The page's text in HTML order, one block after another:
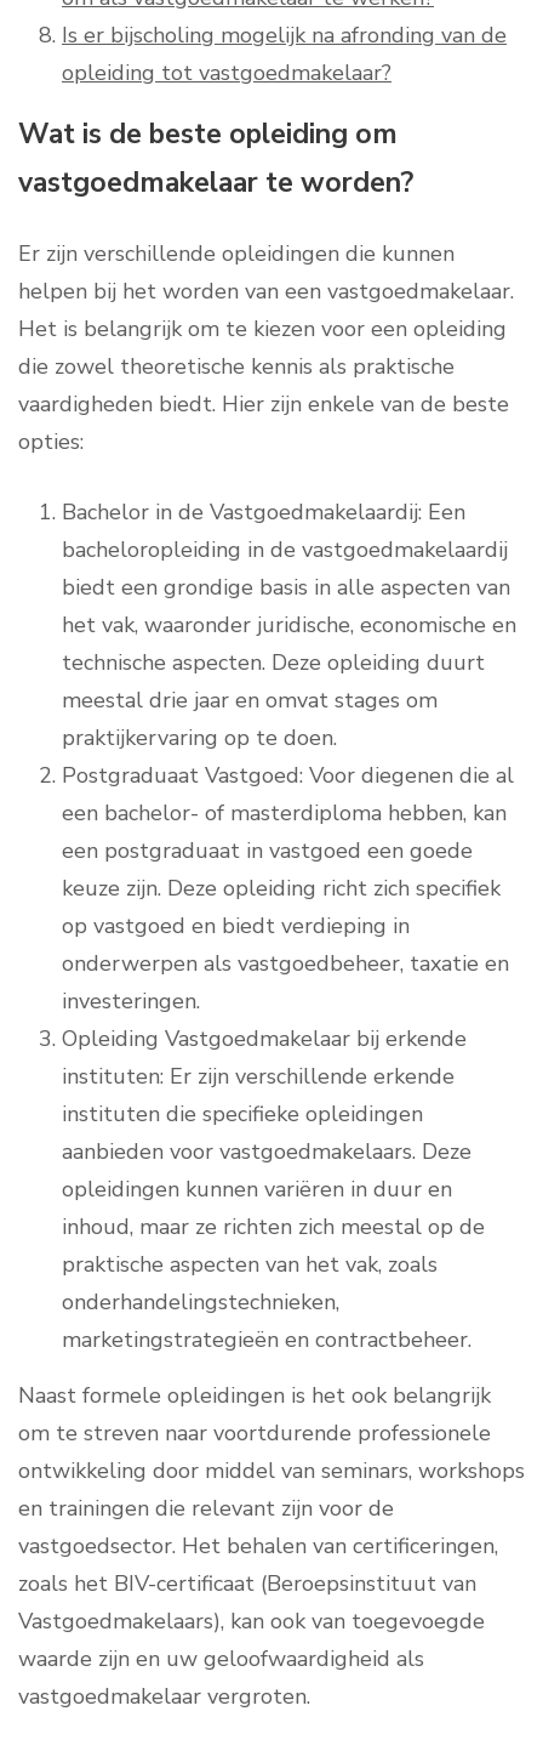
Is er bijscholing mogelijk na afronding van de
opleiding tot vastgoedmakelaar?
Wat is de beste opleiding om
vastgoedmakelaar te worden?
Er zijn verschillende opleidingen die kunnen
helpen bij het worden van een vastgoedmakelaar.
Het is belangrijk om te kiezen voor een opleiding
die zowel theoretische kennis als praktische
vaardigheden biedt. Hier zijn enkele van de beste
opties:
Bachelor in de Vastgoedmakelaardij: Een
bacheloropleiding in de vastgoedmakelaardij
biedt een grondige basis in alle aspecten van
het vak, waaronder juridische, economische en
technische aspecten. Deze opleiding duurt
meestal drie jaar en omvat stages om
praktijkervaring op te doen.
Postgraduaat Vastgoed: Voor diegenen die al
een bachelor- of masterdiploma hebben, kan
een postgraduaat in vastgoed een goede
keuze zijn. Deze opleiding richt zich specifiek
op vastgoed en biedt verdieping in
onderwerpen als vastgoedbeheer, taxatie en
investeringen.
Opleiding Vastgoedmakelaar bij erkende
instituten: Er zijn verschillende erkende
instituten die specifieke opleidingen
aanbieden voor vastgoedmakelaars. Deze
opleidingen kunnen variëren in duur en
inhoud, maar ze richten zich meestal op de
praktische aspecten van het vak, zoals
onderhandelingstechnieken,
marketingstrategieën en contractbeheer.
Naast formele opleidingen is het ook belangrijk
om te streven naar voortdurende professionele
ontwikkeling door middel van seminars, workshops
en trainingen die relevant zijn voor de
vastgoedsector. Het behalen van certificeringen,
zoals het BIV-certificaat (Beroepsinstituut van
Vastgoedmakelaars), kan ook van toegevoegde
waarde zijn en uw geloofwaardigheid als
vastgoedmakelaar vergroten.